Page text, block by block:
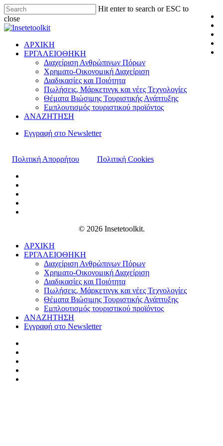
Hit enter to search or ESC to
close
ΑΡΧΙΚΗ
ΕΡΓΑΛΕΙΟΘΗΚΗ
Διαχείριση Ανθρώπινων Πόρων
Χρηματο-Οικονομική Διαχείριση
Διαδικασίες και Ποιότητα
Πωλήσεις, Μάρκετινγκ και νέες Τεχνολογίες
Θέματα Βιώσιμης Τουριστικής Ανάπτυξης
Εμπλουτισμός τουριστικού προϊόντος
ΑΝΑΖΗΤΗΣΗ
Εγγραφή στο Newsletter
Πολιτική Απορρήτου Πολιτική Cookies
© 2026 Insetetoolkit.
ΑΡΧΙΚΗ
ΕΡΓΑΛΕΙΟΘΗΚΗ
Διαχείριση Ανθρώπινων Πόρων
Χρηματο-Οικονομική Διαχείριση
Διαδικασίες και Ποιότητα
Πωλήσεις, Μάρκετινγκ και νέες Τεχνολογίες
Θέματα Βιώσιμης Τουριστικής Ανάπτυξης
Εμπλουτισμός τουριστικού προϊόντος
ΑΝΑΖΗΤΗΣΗ
Εγγραφή στο Newsletter